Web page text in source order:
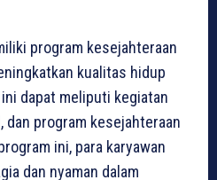
program kesejahteraan
kualitas hidup
dapat meliputi kegiatan
dan program kesejahteraan
ini, para karyawan
dan nyaman dalam